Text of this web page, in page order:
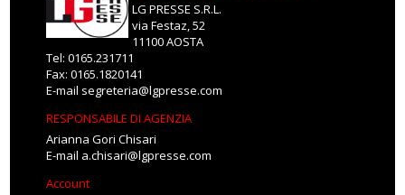
LG PRESSE S.R.L.
via Festaz, 52
11100 AOSTA
Tel: 0165.231711
Fax: 0165.1820141
E-mail segreteria@lgpresse.com
RESPONSABILE DI AGENZIA
Arianna Gori Chisari
E-mail a.chisari@lgpresse.com
Account